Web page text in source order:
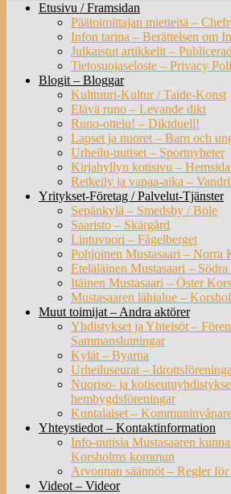
Etusivu / Framsidan
Päätoimittajan mietteitä –
Infon tarina – Berättelsen om
Julkaistut artikkelit –
Tietosuojaseloste – Privacy
Blogit – Bloggar
Kulttuuri-Kultur / Taide-Konst
Elävä runo – Levande dikt
Runo-ottelu! – Diktduell!
Lapset ja nuoret – Barn och
Urheilu-uutiset – Sportnyheter
Kirjahyllyn kotisivu –
Retkeily ja vapaa-aika –
Yritykset-Företag / Palvelut-Tjänster
Sepänkylä – Smedsby / Böle
Saaristo – Skärgård
Lintuvuori – Fågelberget
Pohjoinen Mustasaari – Norra
Eteläläinen Mustasaari –
Itäinen Mustasaari – Öster
Mustasaaren lähialue –
Muut toimijat – Andra aktörer
Yhdistykset ja Yhteisöt –
Sammanslutningar
Kylät – Byarna
Urheiluseurat –
Nuoriso- ja
hembygdsföreningar
Kuntalaiset –
Yhteystiedot – Kontaktinformation
Info-uutisia Mustasaaren
Korsholms kommun
Arvonnan säännöt – Regler
Videot – Videor